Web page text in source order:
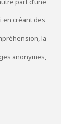
en créant des
la
anonymes,